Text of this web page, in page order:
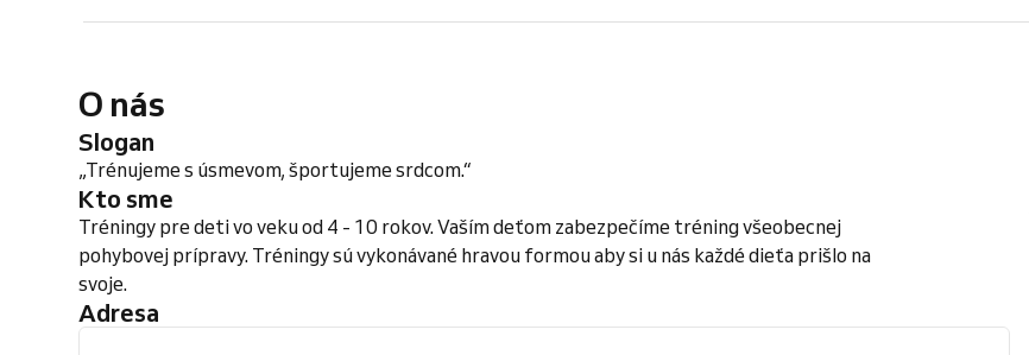
O nás
Slogan
„Trénujeme s úsmevom, športujeme srdcom.“
Kto sme
Tréningy pre deti vo veku od 4 - 10 rokov. Vaším deťom zabezpečíme tréning všeobecnej
pohybovej prípravy. Tréningy sú vykonávané hravou formou aby si u nás každé dieťa prišlo na
svoje.
Adresa